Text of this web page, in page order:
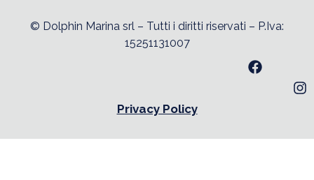
© Dolphin Marina srl – Tutti i diritti riservati – P.Iva:
15251131007
Privacy Policy